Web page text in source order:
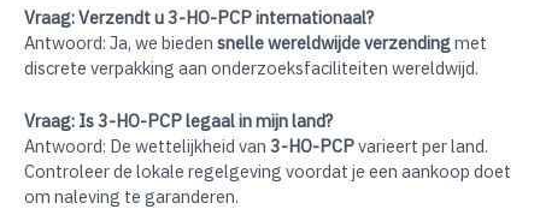
Vraag: Verzendt u 3-HO-PCP internationaal?
Antwoord: Ja, we bieden snelle wereldwijde verzendingmet
discrete verpakking aan onderzoeksfaciliteiten wereldwijd.
Vraag: Is 3-HO-PCP legaal in mijn land?
Antwoord: De wettelijkheid van 3-HO-PCPvarieert per land.
Controleer de lokale regelgeving voordat je een aankoop doet
om naleving te garanderen.